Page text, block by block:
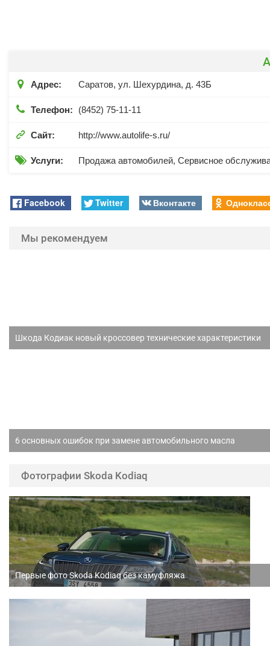
 Адрес: Саратов, ул. Шехурдина, д. 43Б
 Телефон: (8452) 75-11-11
 Сайт: http://www.autolife-s.ru/
 Услуги: Продажа автомобилей, Сервисное
Facebook Twitter Вконтакте
Мы рекомендуем
Шкода Кодиак новый кроссовер технические характеристики
6 основных ошибок при замене автомобильного масла
Фотографии Skoda Kodiaq
Первые фото Skoda Kodiaq без камуфляжа